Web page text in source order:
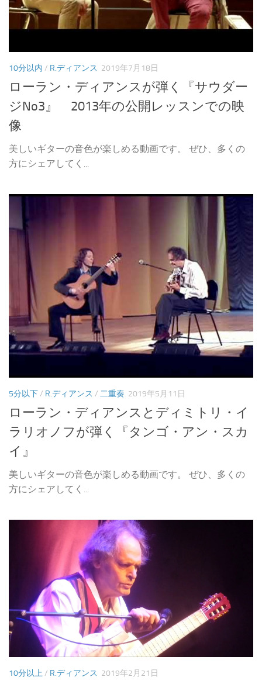
10分以内 / R.ディアンス 2019年7月18日
ローラン・ディアンスが弾く『サウダー
ジNo3』 2013年の公開レッスンでの映
像
美しいギターの音色が楽しめる動画です。 ぜひ、多くの
方にシェアしてく...
5分以下/ R.ディアンス / 二重奏 2019年5月11日
ローラン・ディアンスとディミトリ・イ
ラリオノフが弾く『タンゴ・アン・スカ
イ』
美しいギターの音色が楽しめる動画です。 ぜひ、多くの
方にシェアしてく...
10分以上 / R.ディアンス 2019年2月21日